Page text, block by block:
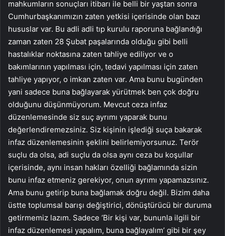
mahkumların sonuçları itibarı ile belli bir yaştan sonra
Cumhurbaşkanımızın zaten yetkisi içerisinde olan bazı
hususlar var. Bu adli adli tıp kurulu raporuna bağlandığı
zaman zaten 28 Şubat paşalarında olduğu gibi belli
hastalıklar noktasına zaten tahliye ediliyor ve o
bakımlarının yapılması için, tedavi yapılması için zaten
tahliye yapıyor, o imkan zaten var. Ama bunu bugünden
yani sadece buna bağlayarak yürütmek ben çok doğru
olduğunu düşünmüyorum. Mevcut ceza infaz
düzenlemesinde siz suç ayrımı yaparak bunu
değerlendiremezsiniz. Siz kişinin işlediği suça bakarak
infaz düzenlemesinin şeklini belirlemiyorsunuz. Terör
suçlu da olsa, adi suçlu da olsa aynı ceza bu koşullar
içerisinde, aynı insan hakları özelliği bağlamında sizin
bunu infaz etmeniz gerekiyor, onun ayrımı yapamazsınız.
Ama bunu getirip buna bağlamak doğru değil. Bizim daha
üstte toplumsal barışı değiştirici, dönüştürücü bir duruma
getirmemiz lazım. Sadece ‘Bir kişi var, bununla ilgili bir
infaz düzenlemesi yapalım, buna bağlayalım’ gibi bir şey